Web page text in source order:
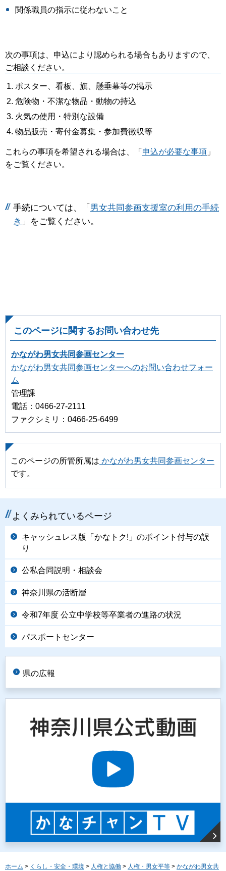
関係職員の指示に従わないこと
次の事項は、申込により認められる場合もありますので、
ご相談ください。
ポスター、看板、旗、懸垂幕等の掲示
危険物・不潔な物品・動物の持込
火気の使用・特別な設備
物品販売・寄付金募集・参加費徴収等
これらの事項を希望される場合は、「 申込が必要な事項 」
をご覧ください。
手続については、「男女共同参画支援室の利用の手続
き 」をご覧ください。
このページに関するお問い合わせ先
かながわ男女共同参画センター
かながわ男女共同参画センターへのお問い合わせフォー
ム
管理課
電話：0466-27-2111
ファクシミリ：0466-25-6499
このページの所管所属は かながわ男女共同参画センター
です。
よくみられているページ
キャッシュレス版「かなトク!」のポイント付与の誤
り
公私合同説明・相談会
神奈川県の活断層
令和7年度 公立中学校等卒業者の進路の状況
パスポートセンター
県の広報
ホーム > くらし・安全・環境 > 人権と協働 > 人権・男女平等 > かながわ男女共